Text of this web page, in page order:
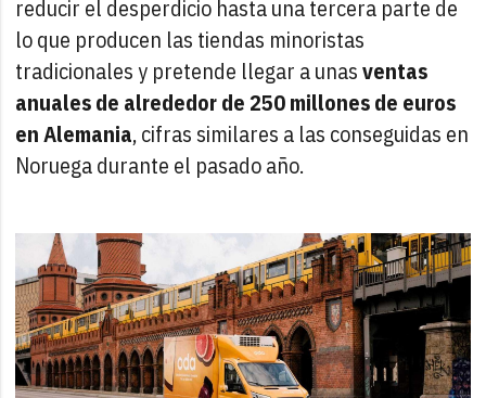
reducir el desperdicio hasta una tercera parte de
lo que producen las tiendas minoristas
tradicionales y pretende llegar a unasventas
anuales de alrededor de 250 millones de euros
en Alemania, cifras similares a las conseguidas en
Noruega durante el pasado año.